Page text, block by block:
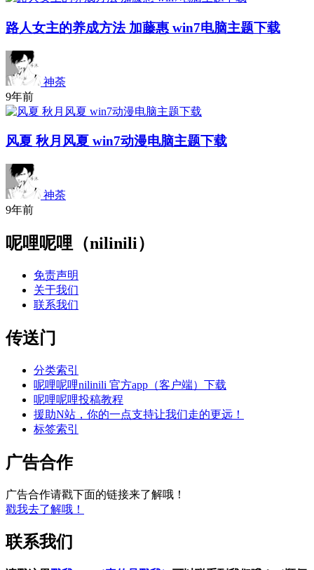
路人女主的养成方法 加藤惠 win7电脑主题下载
神荼
9年前
风夏 秋月风夏 win7动漫电脑主题下载
神荼
9年前
呢哩呢哩（nilinili）
免责声明
关于我们
联系我们
传送门
分类索引
呢哩呢哩nilinili 官方app（客户端）下载
呢哩呢哩投稿教程
援助N站，你的一点支持让我们走的更远！
标签索引
广告合作
广告合作请戳下面的链接来了解哦！
戳我去了解哦！
联系我们